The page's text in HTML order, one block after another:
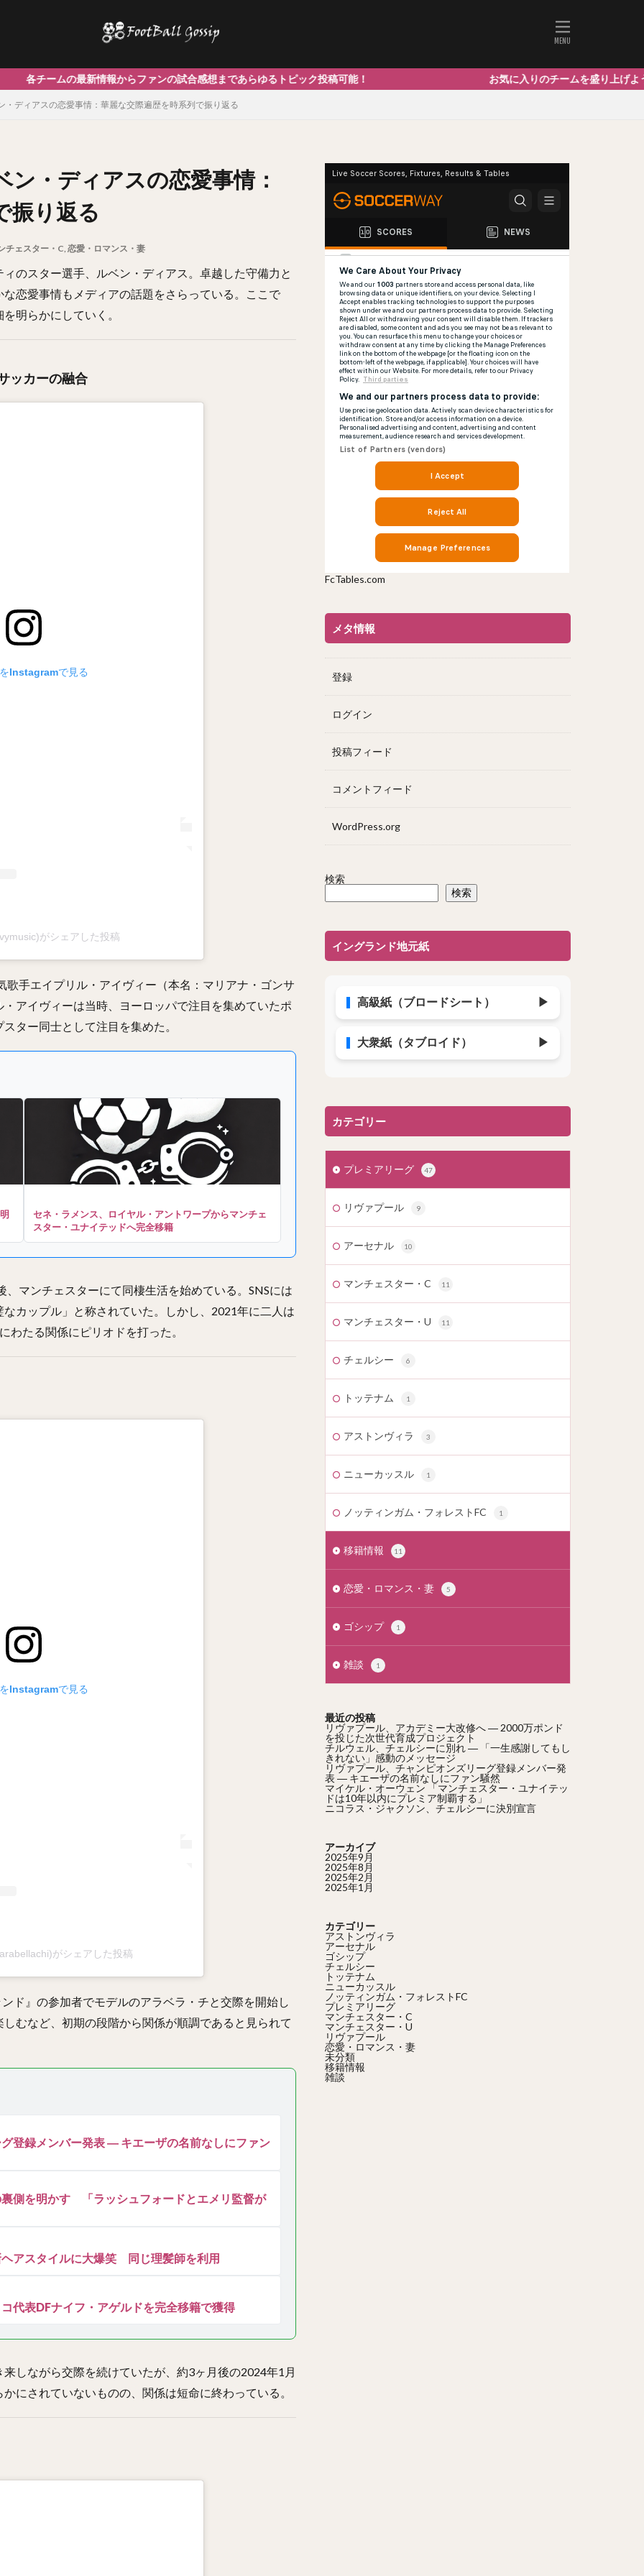
報からファンの試合感想まであらゆるトピック投稿可能！ お気に入りのチームを盛り上げよう！ ニッチな情報
・ディアスの恋愛事情：華麗な交際遍歴を時系列で振り返る
ン・ディアスの恋愛事情：
振り返る
チェスター・C, 恋愛・ロマンス・妻
のスター選手、ルベン・ディアス。卓越した守備力と
恋愛事情もメディアの話題をさらっている。ここで
明らかにしていく。
ッカーの融合
Instagramで見る
がシェアした投稿
手エイプリル・アイヴィー（本名：マリアナ・ゴンサ
アイヴィーは当時、ヨーロッパで注目を集めていたポ
ター同士として注目を集めた。
セネ・ラメンス、ロイヤル・アントワープからマンチェ
スター・ユナイテッドへ完全移籍
マンチェスターにて同棲生活を始めている。SNSには
カップル」と称されていた。しかし、2021年に二人は
わたる関係にピリオドを打った。
Instagramで見る
がシェアした投稿
ド』の参加者でモデルのアラベラ・チと交際を開始し
むなど、初期の段階から関係が順調であると見られて
登録メンバー発表 ― キエーザの名前なしにファン
側を明かす 「ラッシュフォードとエメリ監督が
アスタイルに大爆笑 同じ理髪師を利用
代表DFナイフ・アゲルドを完全移籍で獲得
しながら交際を続けていたが、約3ヶ月後の2024年1月
にされていないものの、関係は短命に終わっている。
FcTables.com
メタ情報
登録
ログイン
投稿フィード
コメントフィード
WordPress.org
検索
検索
イングランド地元紙
高級紙（ブロードシート） ▶
大衆紙（タブロイド） ▶
カテゴリー
プレミアリーグ 47
リヴァプール 9
アーセナル 10
マンチェスター・C 11
マンチェスター・U 11
チェルシー 6
トッテナム 1
アストンヴィラ 3
ニューカッスル 1
ノッティンガム・フォレストFC 1
移籍情報 11
恋愛・ロマンス・妻 5
ゴシップ 1
雑談 1
最近の投稿
リヴァプール、アカデミー大改修へ ― 2000万ポンド
を投じた次世代育成プロジェクト
チルウェル、チェルシーに別れ ― 「一生感謝してもし
きれない」感動のメッセージ
リヴァプール、チャンピオンズリーグ登録メンバー発
表 ― キエーザの名前なしにファン騒然
マイケル・オーウェン 「マンチェスター・ユナイテッ
ドは10年以内にプレミア制覇する」
ニコラス・ジャクソン、チェルシーに決別宣言
アーカイブ
2025年9月
2025年8月
2025年2月
2025年1月
カテゴリー
アストンヴィラ
アーセナル
ゴシップ
チェルシー
トッテナム
ニューカッスル
ノッティンガム・フォレストFC
プレミアリーグ
マンチェスター・C
マンチェスター・U
リヴァプール
恋愛・ロマンス・妻
未分類
移籍情報
雑談